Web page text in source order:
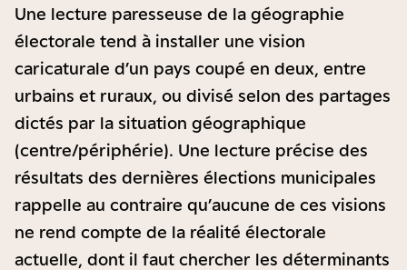
Une lecture paresseuse de la géographie
électorale tend à installer une vision
caricaturale d’un pays coupé en deux, entre
urbains et ruraux, ou divisé selon des partages
dictés par la situation géographique
(centre/périphérie). Une lecture précise des
résultats des dernières élections municipales
rappelle au contraire qu’aucune de ces visions
ne rend compte de la réalité électorale
actuelle, dont il faut chercher les déterminants